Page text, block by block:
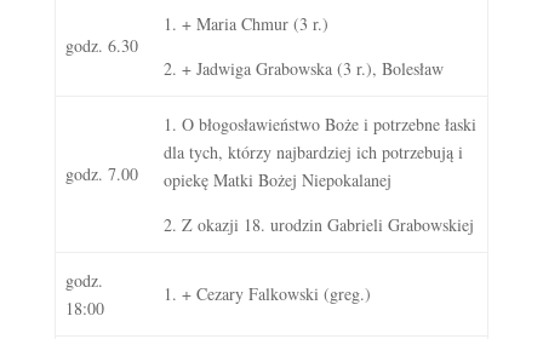
godz. 6.30
1. + Maria Chmur (3 r.)
2. + Jadwiga Grabowska (3 r.), Bolesław
godz. 7.00
1. O błogosławieństwo Boże i potrzebne łaski
dla tych, którzy najbardziej ich potrzebują i
opiekę Matki Bożej Niepokalanej
2. Z okazji 18. urodzin Gabrieli Grabowskiej
godz.
18:00
1. + Cezary Falkowski (greg.)